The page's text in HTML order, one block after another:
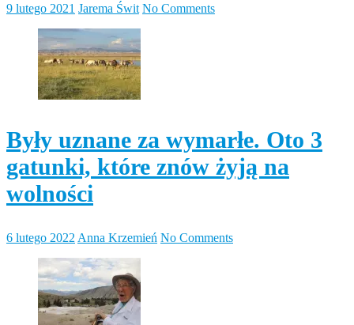
9 lutego 2021 Jarema Świt No Comments
Były uznane za wymarłe. Oto 3
gatunki, które znów żyją na
wolności
6 lutego 2022 Anna Krzemień No Comments